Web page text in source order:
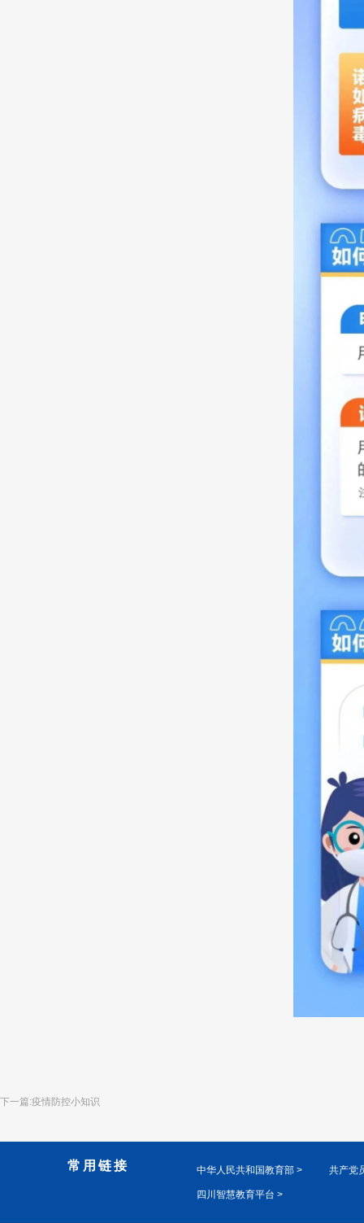
下一篇:疫情防控小知识
常用链接 中华人民共和国教育部 > 共产党
四川智慧教育平台 >